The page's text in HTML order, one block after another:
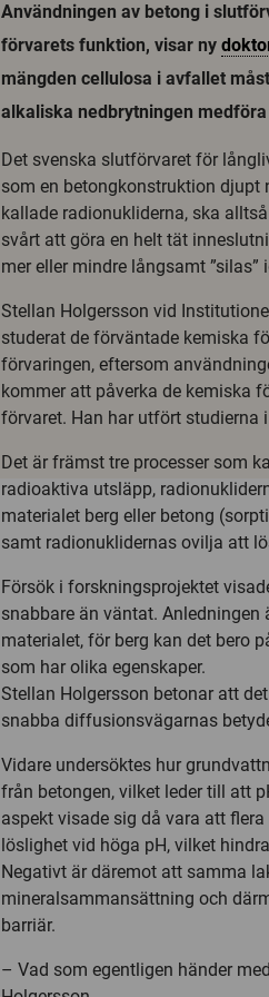
Användningen av betong i
förvarets funktion, visar ny
mängden cellulosa i avfallet
alkaliska nedbrytningen
Det svenska slutförvaret för
som en betongkonstruktion djupt
kallade radionukliderna, ska
svårt att göra en helt tät
mer eller mindre långsamt
Stellan Holgersson vid
studerat de förväntade kemiska
förvaringen, eftersom
kommer att påverka de kemiska
förvaret. Han har utfört studierna
Det är främst tre processer som
radioaktiva utsläpp,
materialet berg eller betong
samt radionuklidernas ovilja att
Försök i forskningsprojektet
snabbare än väntat.
materialet, för berg kan det bero
som har olika egenskaper.
Stellan Holgersson betonar att
snabba diffusionsvägarnas
Vidare undersöktes hur
från betongen, vilket leder till att
aspekt visade sig då vara att
löslighet vid höga pH, vilket
Negativt är däremot att samma
mineralsammansättning och
barriär.
– Vad som egentligen händer